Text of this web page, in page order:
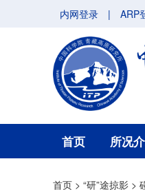
内网登录 | ARP
首页 所况
首页 > “研”途掠影 >